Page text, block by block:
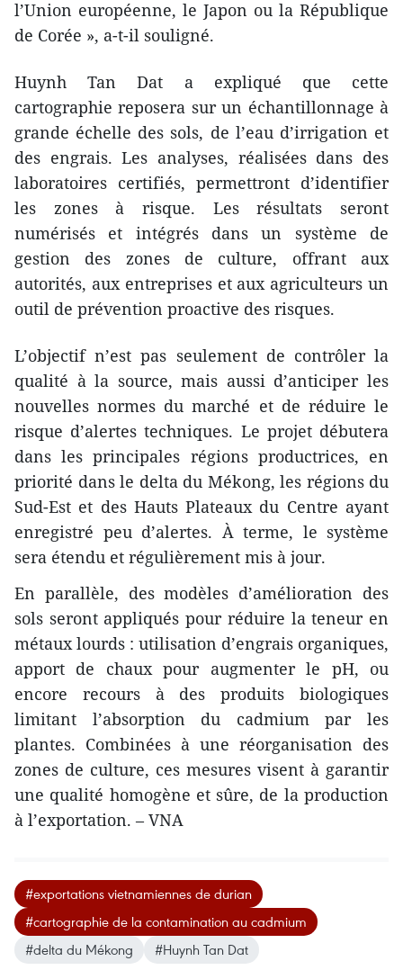
l’Union européenne, le Japon ou la République
de Corée », a-t-il souligné.
Huynh Tan Dat a expliqué que cette
cartographie reposera sur un échantillonnage à
grande échelle des sols, de l’eau d’irrigation et
des engrais. Les analyses, réalisées dans des
laboratoires certifiés, permettront d’identifier
les zones à risque. Les résultats seront
numérisés et intégrés dans un système de
gestion des zones de culture, offrant aux
autorités, aux entreprises et aux agriculteurs un
outil de prévention proactive des risques.
L’objectif n’est pas seulement de contrôler la
qualité à la source, mais aussi d’anticiper les
nouvelles normes du marché et de réduire le
risque d’alertes techniques. Le projet débutera
dans les principales régions productrices, en
priorité dans le delta du Mékong, les régions du
Sud-Est et des Hauts Plateaux du Centre ayant
enregistré peu d’alertes. À terme, le système
sera étendu et régulièrement mis à jour.
En parallèle, des modèles d’amélioration des
sols seront appliqués pour réduire la teneur en
métaux lourds : utilisation d’engrais organiques,
apport de chaux pour augmenter le pH, ou
encore recours à des produits biologiques
limitant l’absorption du cadmium par les
plantes. Combinées à une réorganisation des
zones de culture, ces mesures visent à garantir
une qualité homogène et sûre, de la production
à l’exportation. – VNA
#exportations vietnamiennes de durian
#cartographie de la contamination au cadmium
#delta du Mékong
#Huynh Tan Dat